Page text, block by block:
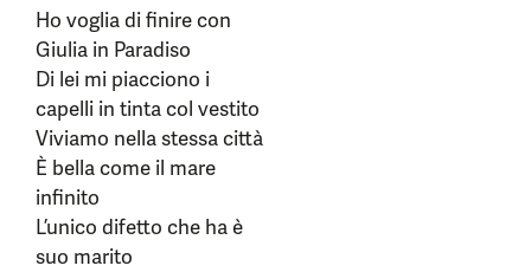
Ho voglia di finire con
Giulia in Paradiso
Di lei mi piacciono i
capelli in tinta col vestito
Viviamo nella stessa città
È bella come il mare
infinito
L’unico difetto che ha è
suo marito